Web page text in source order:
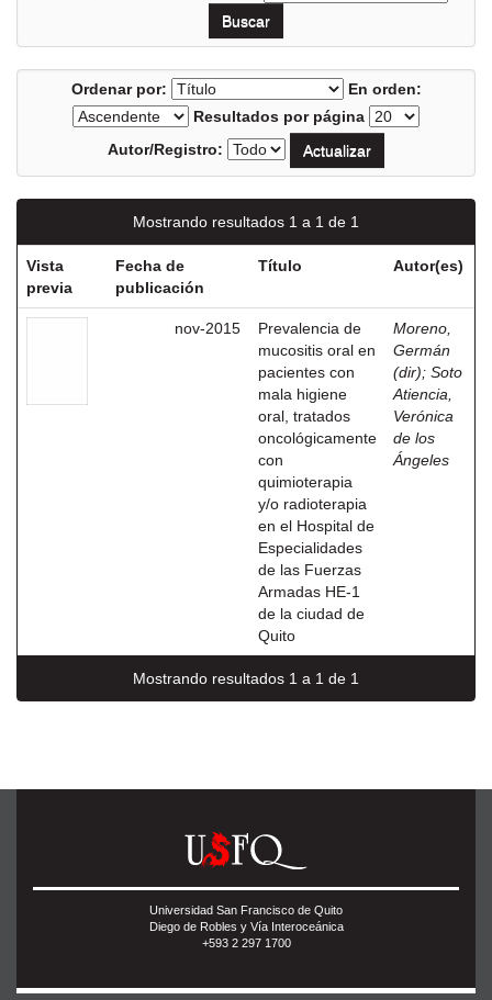
Ordenar por:
En orden:
Resultados por página
Autor/Registro:
Mostrando resultados 1 a 1 de 1
Vista
previa
Fecha de
publicación
Título Autor(es)
nov-2015
Prevalencia de
mucositis oral en
pacientes con
mala higiene
oral, tratados
oncológicamente
con
quimioterapia
y/o radioterapia
en el Hospital de
Especialidades
de las Fuerzas
Armadas HE-1
de la ciudad de
Quito
Moreno,
Germán
(dir); Soto
Atiencia,
Verónica
de los
Ángeles
Mostrando resultados 1 a 1 de 1
Universidad San Francisco de Quito
Diego de Robles y Vía Interoceánica
+593 2 297 1700